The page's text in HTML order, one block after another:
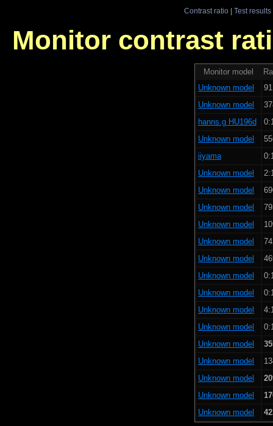
Contrast ratio| Test results
Monitor contrast
Monitor model
Unknown model
Unknown model
hanns.g HU196d
Unknown model
iiyama
Unknown model
Unknown model
Unknown model
Unknown model
Unknown model
Unknown model
Unknown model
Unknown model
Unknown model
Unknown model
Unknown model
Unknown model
Unknown model
Unknown model
Unknown model